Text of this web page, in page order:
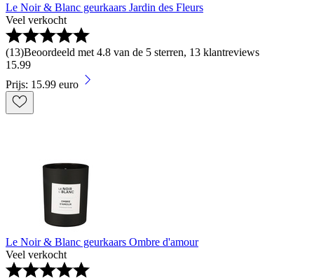
Le Noir & Blanc geurkaars Jardin des Fleurs
Veel verkocht
(13)Beoordeeld met 4.8 van de 5 sterren, 13 klantreviews
15.99
Prijs: 15.99 euro
Le Noir & Blanc geurkaars Ombre d'amour
Veel verkocht